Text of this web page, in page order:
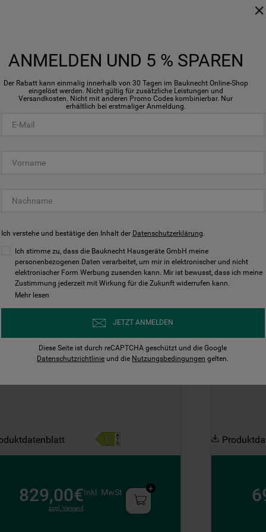
Schnelle
Vergleichen
FREISTEHENDER
- GKN PI19170C
829,00€Inkl. MwSt
zzgl. Versand
GKN
Nur
ANMELDEN UND 5 % SPAREN
Der Rabatt kann einmalig innerhalb von 30 Tagen im Bauknecht Online-Shop
eingelöst werden. Nicht gültig für zusätzliche Leistungen und
Versandkosten. Nicht mit anderen Promo Codes kombinierbar. Nur
erhältlich bei erstmaliger Anmeldung.
Ich verstehe und bestätige den Inhalt der Datenschutzerklärung.
Ich stimme zu, dass die Bauknecht Hausgeräte GmbH meine
personenbezogenen Daten verarbeitet, um mir in elektronischer und nicht
elektronischer Form Werbung zusenden kann. Mir ist bewusst, dass ich meine
Zustimmung jederzeit mit Wirkung für die Zukunft widerrufen kann.
Mehr lesen
JETZT ANMELDEN
Diese Seite ist durch reCAPTCHA geschützt und die Google
Datenschutzrichtlinie und die Nutzungsbedingungen gelten.